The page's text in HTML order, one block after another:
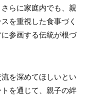
らに家庭内でも、親
を重視した食事づく
参画する伝統が根づ
を深めてほしいとい
を通じて、親子の絆